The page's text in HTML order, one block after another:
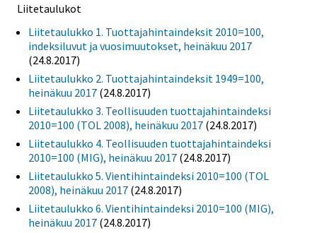
Liitetaulukot
Liitetaulukko 1. Tuottajahintaindeksit 2010=100,
indeksiluvut ja vuosimuutokset, heinäkuu 2017
(24.8.2017)
Liitetaulukko 2. Tuottajahintaindeksit 1949=100,
heinäkuu 2017 (24.8.2017)
Liitetaulukko 3. Teollisuuden tuottajahintaindeksi
2010=100 (TOL 2008), heinäkuu 2017 (24.8.2017)
Liitetaulukko 4. Teollisuuden tuottajahintaindeksi
2010=100 (MIG), heinäkuu 2017 (24.8.2017)
Liitetaulukko 5. Vientihintaindeksi 2010=100 (TOL
2008), heinäkuu 2017 (24.8.2017)
Liitetaulukko 6. Vientihintaindeksi 2010=100 (MIG),
heinäkuu 2017 (24.8.2017)